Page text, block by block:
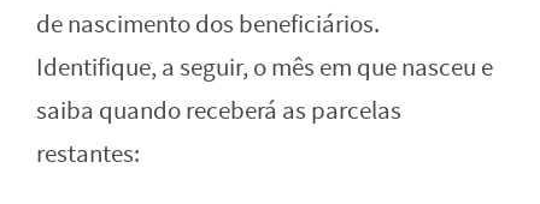
de nascimento dos beneficiários.
Identifique, a seguir, o mês em que nasceu e
saiba quando receberá as parcelas
restantes: